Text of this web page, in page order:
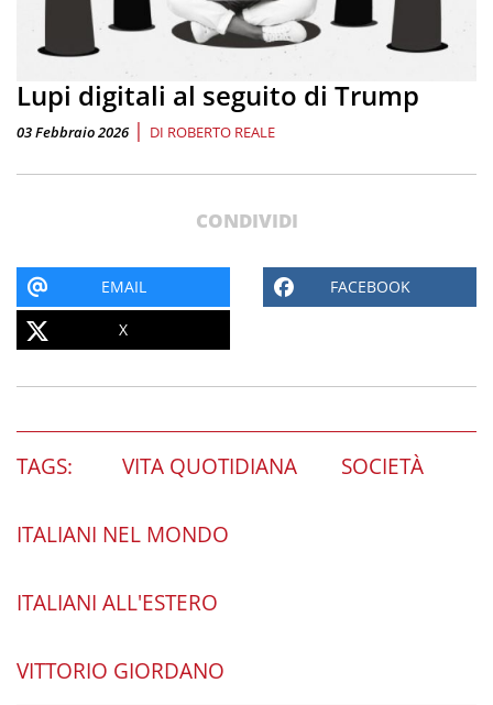
Lupi digitali al seguito di Trump
03 Febbraio 2026 | DI ROBERTO REALE
CONDIVIDI
EMAIL FACEBOOK
X
TAGS: VITA QUOTIDIANA SOCIETÀ
ITALIANI NEL MONDO
ITALIANI ALL'ESTERO
VITTORIO GIORDANO